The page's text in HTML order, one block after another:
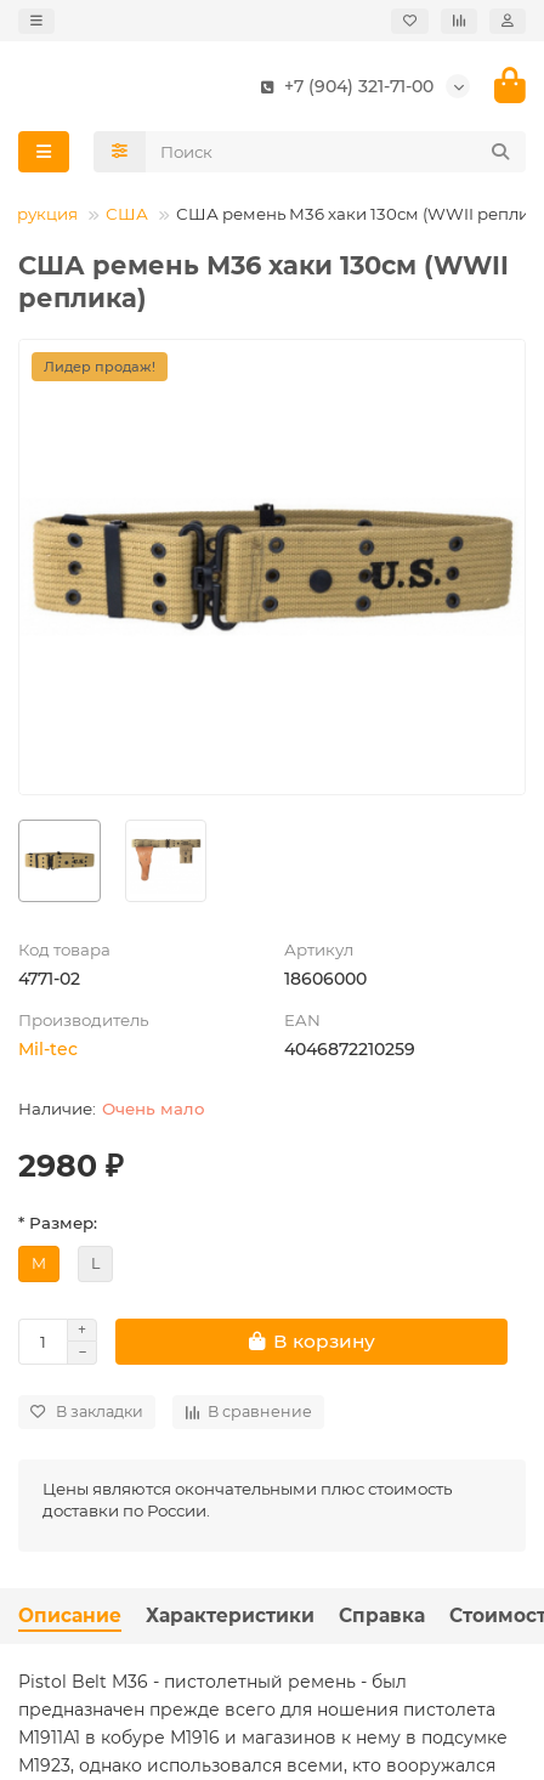
+7 (904) 321-71-00
США США ремень М36 хаки 130см (WWII
США ремень М36 хаки 130см (WWII
реплика)
Лидер продаж!
Код товара
4771-02
Артикул
18606000
Производитель
Mil-tec
EAN
4046872210259
Очень мало
2980 ₽
* Размер:
M L
В корзину
В закладки В сравнение
Цены являются окончательными плюс стоимость
доставки по России.
Описание Характеристики Справка
Pistol Belt M36 - пистолетный ремень - был
предназначен прежде всего для ношения пистолета
М1911А1 в кобуре М1916 и магазинов к нему в подсумке
М1923, однако использовался всеми, кто вооружался